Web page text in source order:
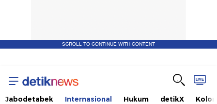
SCROLL TO CONTINUE WITH CONTENT
Jabodetabek Internasional Hukum detikX